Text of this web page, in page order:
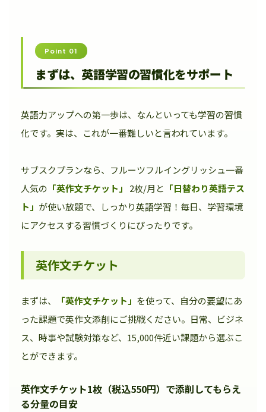
Point 01
まずは、英語学習の習慣化をサポート
英語力アップへの第一歩は、なんといっても学習の習慣
化です。実は、これが一番難しいと言われています。
サブスクプランなら、フルーツフルイングリッシュ一番
人気の 「英作文チケット」 2枚/月と 「日替わり英語テス
ト」 が使い放題で、しっかり英語学習！毎日、学習環境
にアクセスする習慣づくりにぴったりです。
英作文チケット
まずは、 「英作文チケット」 を使って、自分の要望にあ
った課題で英作文添削にご挑戦ください。日常、ビジネ
ス、時事や試験対策など、15,000件近い課題から選ぶこ
とができます。
英作文チケット1枚（税込550円）で添削してもらえ
る分量の目安